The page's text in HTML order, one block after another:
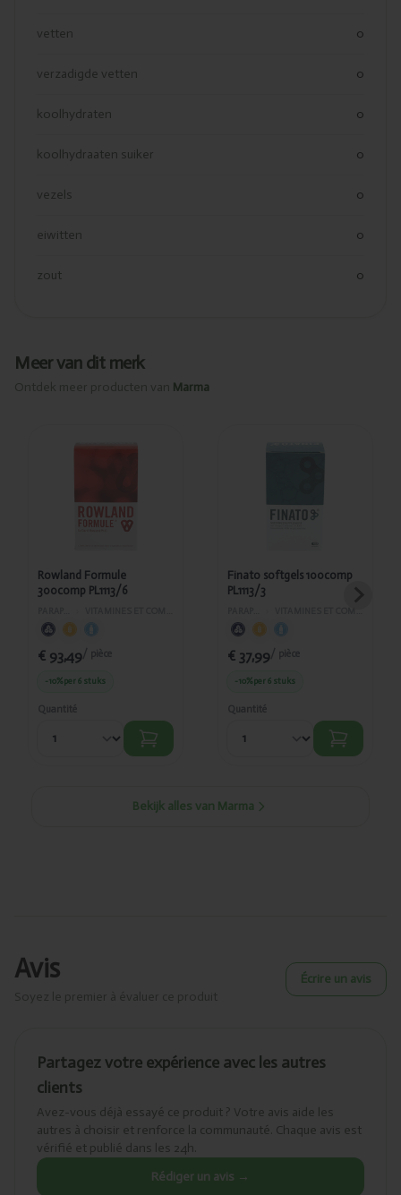
vetten 0
verzadigde vetten 0
koolhydraten 0
koolhydraaten suiker 0
vezels 0
eiwitten 0
zout 0
Meer van dit merk
Ontdek meer producten van Marma
Ajouté
PL1113/6
Rowland Formule
300comp PL1113/6
€ 93,49/ pièce
-10%per 6 stuks
Quantité
Finato softgels 100comp
PL1113/3
€ 37,99/ pièce
-10%per 6 stuks
Quantité
Bekijk alles van Marma
Avis Écrire un avis
Partagez votre expérience avec les autres
clients
Avez-vous déjà essayé ce produit ? Votre avis aide les
autres à choisir et renforce la communauté. Chaque avis est
vérifié et publié dans les 24h.
Rédiger un avis →